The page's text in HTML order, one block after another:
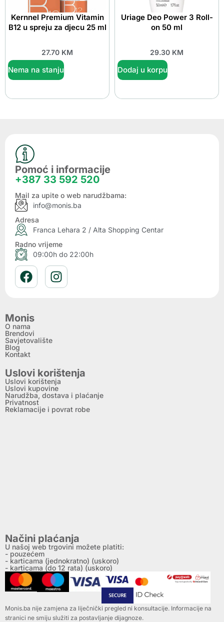
Kernnel Premium Vitamin
B12 u spreju za djecu 25 ml
27.70 KM
Nema na stanju
Uriage Deo Power 3 Roll-
on 50 ml
29.30 KM
Dodaj u korpu
Pomoć i informacije
+387 33 592 520
Mail za upite o web narudžbama:
info@monis.ba
Adresa
Franca Lehara 2 / Alta Shopping Centar
Radno vrijeme
09:00h do 22:00h
Monis
O nama
Brendovi
Savjetovalište
Blog
Kontakt
Uslovi korištenja
Uslovi korištenja
Uslovi kupovine
Narudžba, dostava i plaćanje
Privatnost
Reklamacije i povrat robe
Načini plaćanja
U našoj web trgovini možete platiti:
- pouzećem
- karticama (jednokratno) (uskoro)
- karticama (do 12 rata) (uskoro)
Monis.ba nije zamjena za liječnički pregled ni konsultacije. Informacije na
stranici ne smiju služiti za postavljanje dijagnoze.